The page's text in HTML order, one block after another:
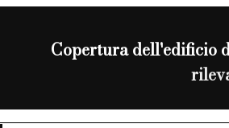
Copertura dell'edificio